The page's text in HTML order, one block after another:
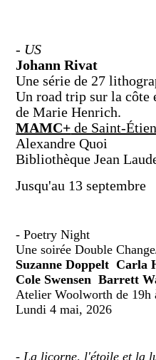
- US
Johann Rivat
Une série de 27
Un road trip sur la côte
de Marie Henrich.
MAMC+ de Saint-
Alexandre Quoi
Bibliothèque Jean
Jusqu'au 13 septembre
- Poetry Night
Une soirée Double
Suzanne Doppelt Carla
Cole Swensen Barrett
Atelier Woolworth de 19h
Lundi 4 mai, 2026
- La licorne, l'étoile et la